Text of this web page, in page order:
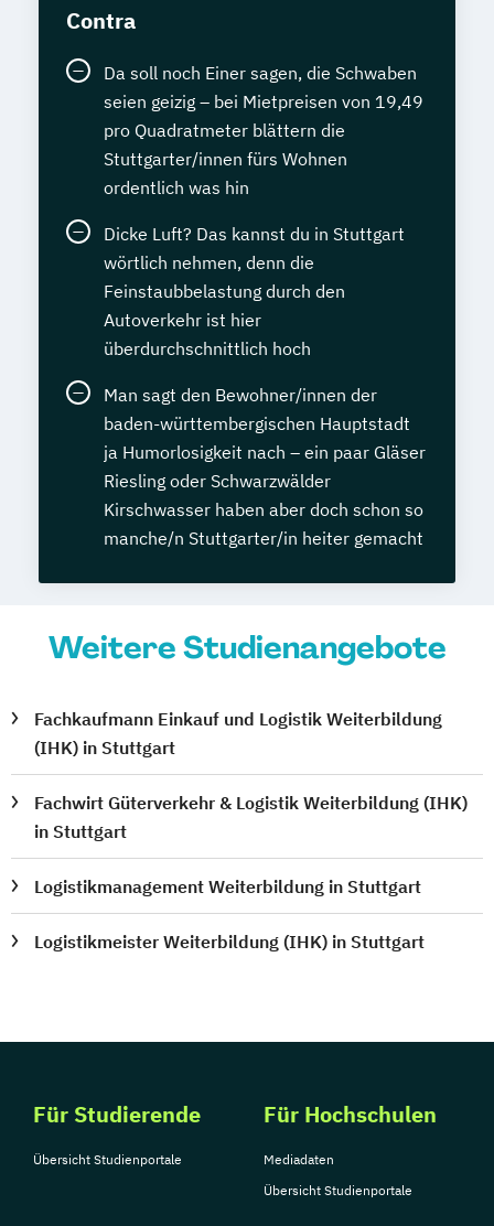
Contra
Da soll noch Einer sagen, die Schwaben
seien geizig – bei Mietpreisen von 19,49
pro Quadratmeter blättern die
Stuttgarter/innen fürs Wohnen
ordentlich was hin
Dicke Luft? Das kannst du in Stuttgart
wörtlich nehmen, denn die
Feinstaubbelastung durch den
Autoverkehr ist hier
überdurchschnittlich hoch
Man sagt den Bewohner/innen der
baden-württembergischen Hauptstadt
ja Humorlosigkeit nach – ein paar Gläser
Riesling oder Schwarzwälder
Kirschwasser haben aber doch schon so
manche/n Stuttgarter/in heiter gemacht
Weitere Studienangebote
Fachkaufmann Einkauf und Logistik Weiterbildung
(IHK) in Stuttgart
Fachwirt Güterverkehr & Logistik Weiterbildung (IHK)
in Stuttgart
Logistikmanagement Weiterbildung in Stuttgart
Logistikmeister Weiterbildung (IHK) in Stuttgart
Für Studierende
Übersicht Studienportale
Für Hochschulen
Mediadaten
Übersicht Studienportale